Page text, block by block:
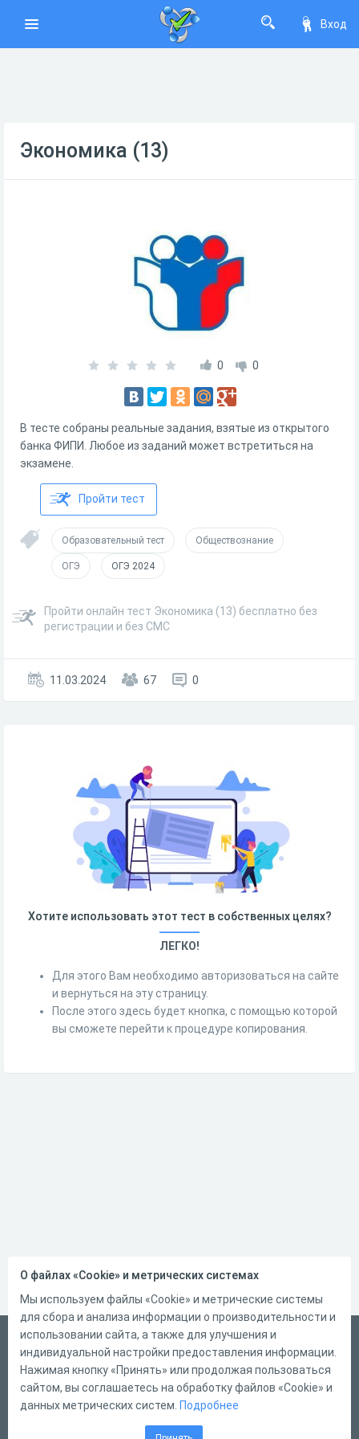
Вход
Экономика (13)
0 0
В тесте собраны реальные задания, взятые из открытого
банка ФИПИ. Любое из заданий может встретиться на
экзамене.
Пройти тест
Образовательный тест Обществознание
ОГЭ ОГЭ 2024
Пройти онлайн тест Экономика (13) бесплатно без
регистрации и без СМС
11.03.2024 67 0
Хотите использовать этот тест в собственных целях?
ЛЕГКО!
Для этого Вам необходимо авторизоваться на сайте
и вернуться на эту страницу.
После этого здесь будет кнопка, с помощью которой
вы сможете перейти к процедуре копирования.
Русский
Справка
Форма обратной связи
О файлах «Cookie» и метрических системах
Мы используем файлы «Cookie» и метрические системы
для сбора и анализа информации о производительности и
использовании сайта, а также для улучшения и
индивидуальной настройки предоставления информации.
Нажимая кнопку «Принять» или продолжая пользоваться
сайтом, вы соглашаетесь на обработку файлов «Cookie» и
данных метрических систем. Подробнее